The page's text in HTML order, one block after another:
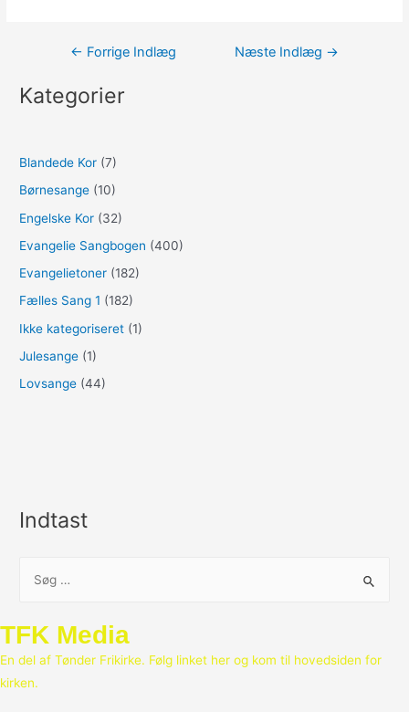
Indlægsnavigation
← Forrige Indlæg Næste Indlæg →
Kategorier
Blandede Kor (7)
Børnesange (10)
Engelske Kor (32)
Evangelie Sangbogen (400)
Evangelietoner (182)
Fælles Sang 1 (182)
Ikke kategoriseret (1)
Julesange (1)
Lovsange (44)
Indtast
e
f
t
TFK Media
En del af Tønder Frikirke. Følg linket her og kom til hovedsiden for
kirken.